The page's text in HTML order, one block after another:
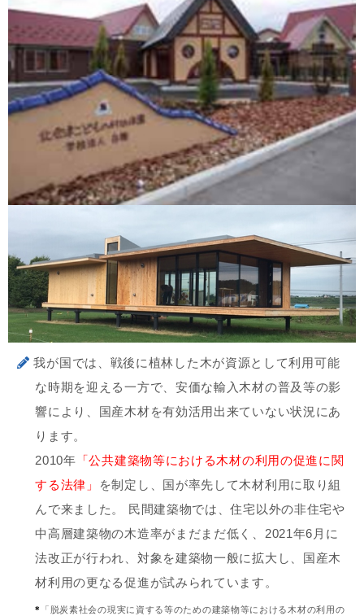
我が国では、戦後に植林した木が資源として利用可能
な時期を迎える一方で、安価な輸入木材の普及等の影
響により、国産木材を有効活用出来ていない状況にあ
ります。
2010年 「公共建築物等における木材の利用の促進に関
する法律」
を制定し、国が率先して木材利用に取り組
んで来ました。 民間建築物では、住宅以外の非住宅や
中高層建築物の木造率がまだまだ低く、2021年6月に
法改正が行われ、対象を建築物一般に拡大し、国産木
材利用の更なる促進が試みられています。
「脱炭素社会の現実に資する等のための建築物等における木材の利用の